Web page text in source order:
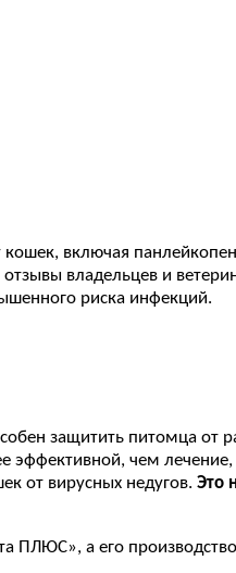
включая
владельцев и
риска инфекций.
защитить питомца от
эффективной, чем
от вирусных недугов. Это
а его